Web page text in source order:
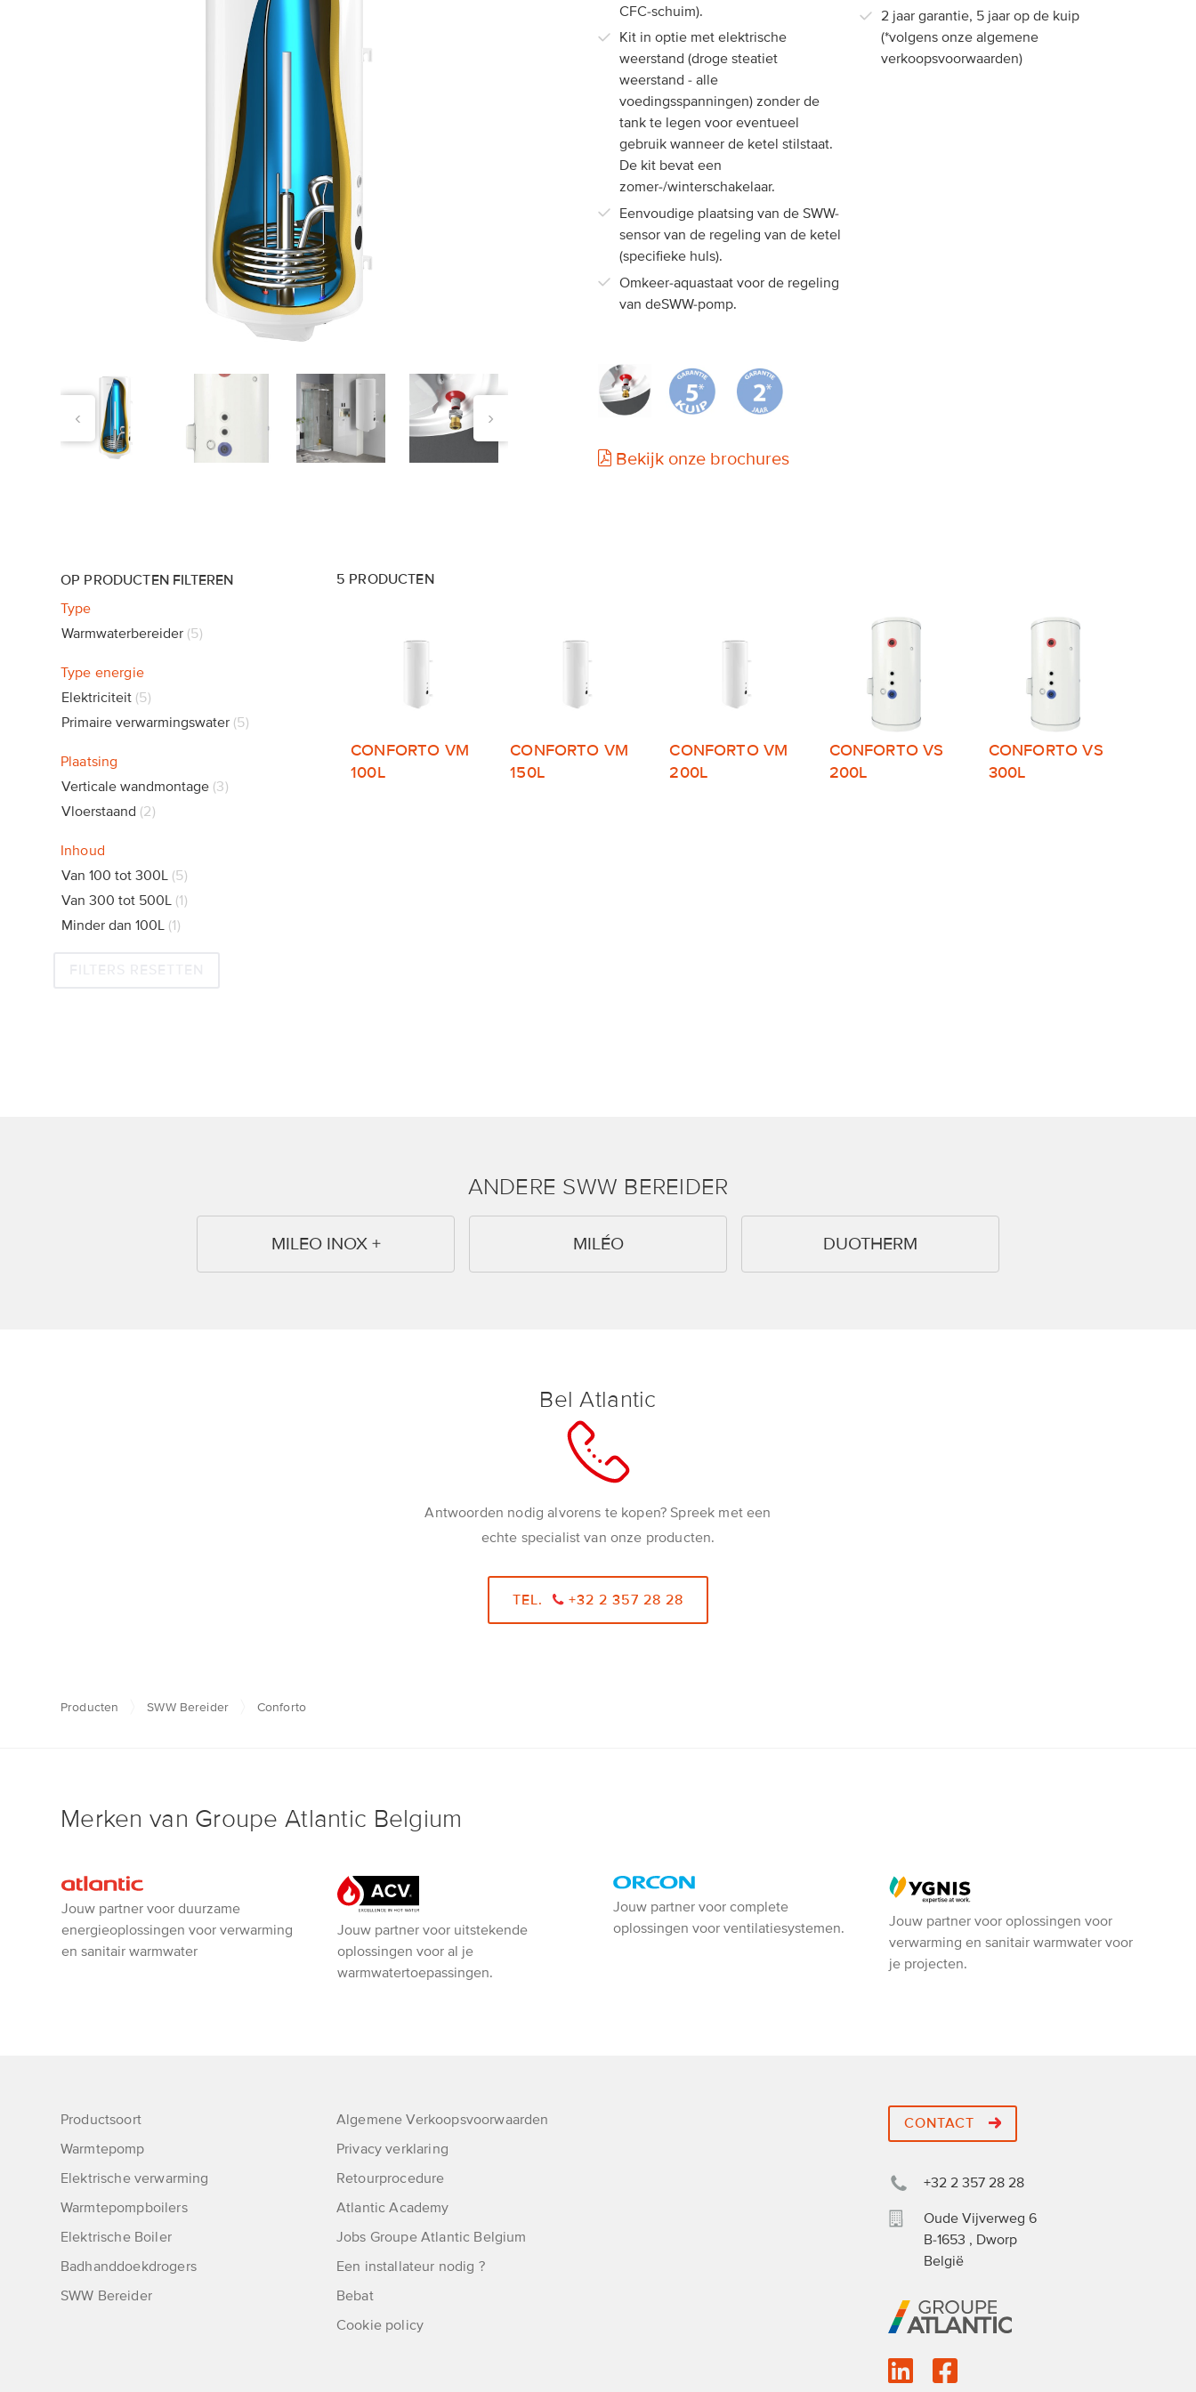
Chaufféo +
›
‹
CFC-schuim).
Kit in optie met elektrische
weerstand (droge steatiet
weerstand - alle
voedingsspanningen) zonder de
tank te legen voor eventueel
gebruik wanneer de ketel stilstaat.
De kit bevat een
zomer-/winterschakelaar.
Eenvoudige plaatsing van de SWW-
sensor van de regeling van de ketel
(specifieke huls).
Omkeer-aquastaat voor de regeling
van deSWW-pomp.
2 jaar garantie, 5 jaar op de kuip
(*volgens onze algemene
verkoopsvoorwaarden)
Bekijk onze brochures
OP PRODUCTEN FILTEREN
Type
Warmwaterbereider 5
Type energie
Elektriciteit 5
Primaire verwarmingswater 5
Plaatsing
Verticale wandmontage 3
Vloerstaand 2
Inhoud
Van 100 tot 300L 5
Van 300 tot 500L 1
Minder dan 100L 1
5 PRODUCTEN
CONFORTO VM
100L
CONFORTO VM
150L
CONFORTO VM
200L
CONFORTO VS
200L
CONFORTO VS
300L
ANDERE SWW BEREIDER
MILEO INOX + MILÉO DUOTHERM
Bel Atlantic
Antwoorden nodig alvorens te kopen? Spreek met een
echte specialist van onze producten.
TEL. +32 2 357 28 28
Producten SWW Bereider Conforto
Merken van Groupe Atlantic Belgium
Atlantic
Jouw partner voor duurzame
energieoplossingen voor verwarming
en sanitair warmwater
ACV
Jouw partner voor uitstekende
oplossingen voor al je
warmwatertoepassingen.
Orcon
-
Jouw partner voor complete
oplossingen voor ventilatiesystemen.
Ygnis
Jouw partner voor oplossingen voor
verwarming en sanitair warmwater voor
je projecten.
Productsoort
Warmtepomp
Elektrische verwarming
Warmtepompboilers
Elektrische Boiler
Badhanddoekdrogers
SWW Bereider
Algemene Verkoopsvoorwaarden
Privacy verklaring
Retourprocedure
Atlantic Academy
Jobs Groupe Atlantic Belgium
Een installateur nodig ?
Bebat
Cookie policy
CONTACT
+32 2 357 28 28
Oude Vijverweg 6
B-1653 , Dworp
België